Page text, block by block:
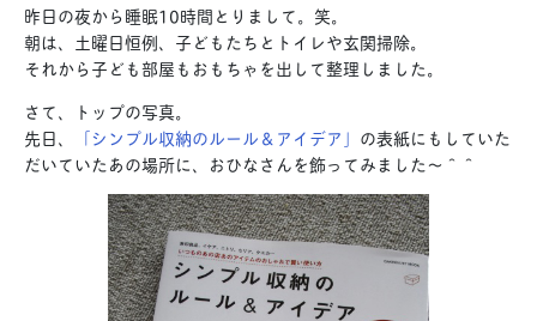
昨日の夜から睡眠10時間とりまして。笑。
朝は、土曜日恒例、子どもたちとトイレや玄関掃除。
それから子ども部屋もおもちゃを出して整理しました。
さて、トップの写真。
先日、
「シンプル収納のルール＆アイデア」 の表紙にもしていた
だいていたあの場所に、おひなさんを飾ってみました〜＾＾